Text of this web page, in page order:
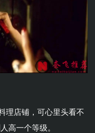
理店铺，可心里头看不
高一个等级。